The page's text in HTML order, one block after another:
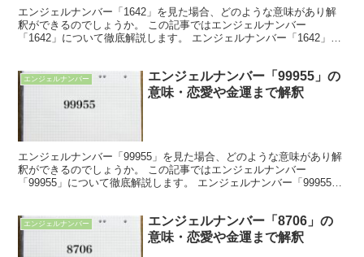
エンジェルナンバー「1642」を見た場合、どのような意味があり解
釈ができるのでしょうか。 この記事ではエンジェルナンバー
「1642」について徹底解説します。 エンジェルナンバー「1642」の
エンジェルナンバー
エンジェルナンバー「99955」の
意味・恋愛や金運まで解釈
エンジェルナンバー「99955」を見た場合、どのような意味があり解
釈ができるのでしょうか。 この記事ではエンジェルナンバー
「99955」について徹底解説します。 エンジェルナンバー「99955」
エンジェルナンバー
エンジェルナンバー「8706」の
意味・恋愛や金運まで解釈